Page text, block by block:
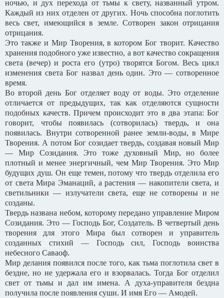
ночью, и дух перехода от тьмы к свету, названный утром.
Каждый из них отделен от других. Ночь способна поглотить
весь свет, имеющийся в земле. Сотворен закон отрицания
отрицания.
Это также и Мир Творения, в котором Бог творит. Качество
хранения подобного уже известно, а вот качество сокращения
света (вечер) и роста его (утро) творятся Богом. Весь цикл
изменения света Бог назвал день один. Это — сотворенное
время.
Во второй день Бог отделяет воду от воды. Это отделение
отличается от предыдущих, так как отделяются сущности
подобных качеств. Причем происходит это в два этапа: Бог
говорит, чтобы появилась (сотворилась) твердь, и она
появилась. Внутри сотворенной ранее земли-воды, в Мире
Творения. А потом Бог созидает твердь, создавая новый Мир
— Мир Созидания. Это тоже духовный Мир, но более
плотный и менее энергичный, чем Мир Творения. Это Мир
будущих душ. Он еще темен, потому что твердь отделила его
от света Мира Эманаций, а растения — накопители света, и
светильники — излучатели света, еще не сотворены и не
созданы.
Твердь названа небом, которому передано управление Миром
Созидания. Это — Господь Бог, Создатель. В четвертый день
творения для этого Мира был сотворен и управитель
созданных стихий — Господь сил, Господь воинства
небесного Саваоф.
Мир делания появился после того, как тьма поглотила свет в
бездне, но не удержала его и взорвалась. Тогда Бог отделил
свет от тьмы и дал им имена. А духа-управителя бездна
получила после появления суши. И имя Его — Амодей.